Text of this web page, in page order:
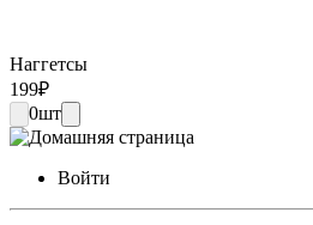
Наггетсы
199₽
0шт
Войти